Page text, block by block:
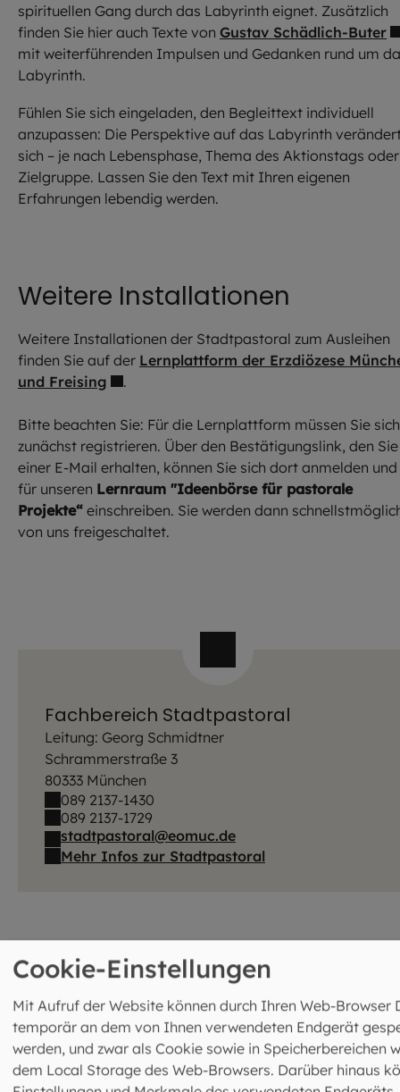
spirituellen Gang durch das Labyrinth eignet. Zusätzlich
finden Sie hier auch Texte von Gustav Schädlich-Buter
mit weiterführenden Impulsen und Gedanken rund um
Labyrinth.
Fühlen Sie sich eingeladen, den Begleittext individuell
anzupassen: Die Perspektive auf das Labyrinth
sich – je nach Lebensphase, Thema des Aktionstags oder
Zielgruppe. Lassen Sie den Text mit Ihren eigenen
Erfahrungen lebendig werden.
Weitere Installationen
Weitere Installationen der Stadtpastoral zum Ausleihen
finden Sie auf der Lernplattform der Erzdiözese
und Freising
.
Bitte beachten Sie: Für die Lernplattform müssen Sie sich
zunächst registrieren. Über den Bestätigungslink, den
einer E-Mail erhalten, können Sie sich dort anmelden und
für unseren Lernraum "Ideenbörse für pastorale
Projekte“ einschreiben. Sie werden dann
von uns freigeschaltet.
Fachbereich Stadtpastoral
Leitung: Georg Schmidtner
Schrammerstraße 3
80333 München
089 2137-1430
089 2137-1729
stadtpastoral@eomuc.de
Mehr Infos zur Stadtpastoral
Das könnte Sie auch
interessieren
Cookie-Einstellungen
Mit Aufruf der Website können durch Ihren Web-Browser
temporär an dem von Ihnen verwendeten Endgerät
werden, und zwar als Cookie sowie in Speicherbereichen
dem Local Storage des Web-Browsers. Darüber hinaus